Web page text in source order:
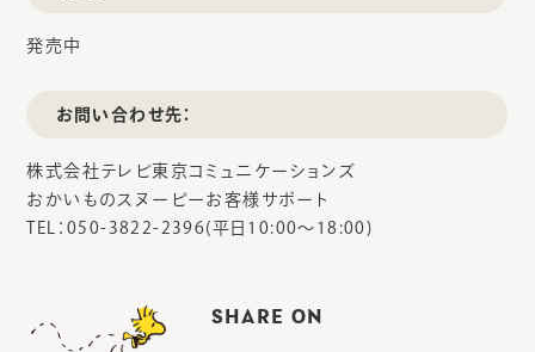
発売中
お問い合わせ先：
株式会社テレビ東京コミュニケーションズ
おかいものスヌーピーお客様サポート
TEL：050-3822-2396(平日10:00～18:00)
SHARE ON